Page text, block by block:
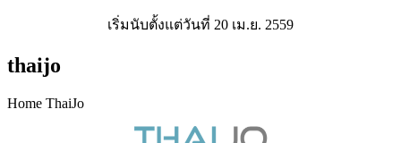
เริ่มนับตั้งแต่วันที่ 20 เม.ย. 2559
thaijo
Home ThaiJo